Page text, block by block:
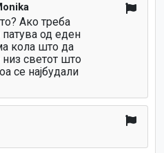
Ако треба
од еден
кола што да
светот што
се најбудали